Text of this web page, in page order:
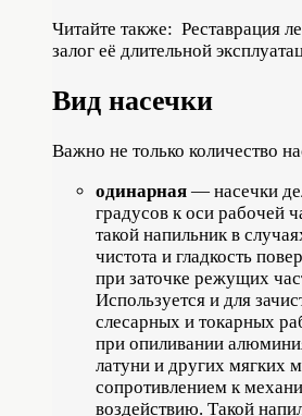
Читайте также: Реставрация
залог её длительной
Вид насечки
Важно не только количество
одинарная — насечки
градусов к оси рабочей
такой напильник в
чистота и гладкость
при заточке режущих
Используется и для
слесарных и токарных
при опиливании
латуни и других мягких
сопротивлением к
воздействию. Такой